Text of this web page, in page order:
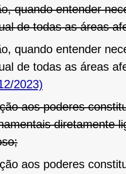
quando entender
de todas as áreas
quando entender
de todas as áreas
2023)
aos poderes
diretamente
aos poderes